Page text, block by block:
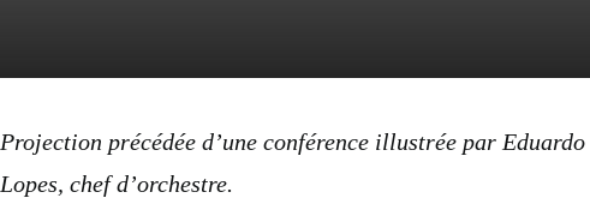
Projection précédée d’une conférence illustrée par Eduardo
Lopes, chef d’orchestre.